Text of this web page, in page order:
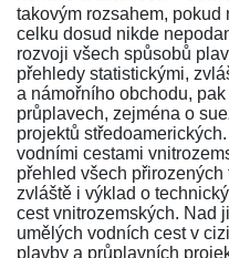
takovým rozsahem,
celku dosud nikde
rozvoji všech spůsobů
přehledy statistickými,
a námořního obchodu,
průplavech, zejména o
projektů
vodními cestami
přehled všech
zvláště i výklad o
cest vnitrozemských. Nad
umělých vodních cest v
plavby a průplavních